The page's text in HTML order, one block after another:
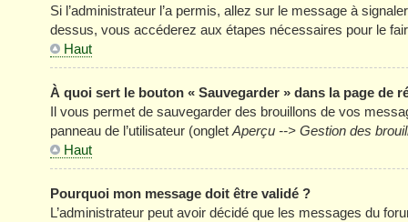
Si l’administrateur l’a permis, allez sur le message à
dessus, vous accéderez aux étapes nécessaires pour le
Haut
À quoi sert le bouton « Sauvegarder » dans la page de
Il vous permet de sauvegarder des brouillons de vos
panneau de l’utilisateur (onglet Aperçu --> Gestion des
Haut
Pourquoi mon message doit être validé ?
L’administrateur peut avoir décidé que les messages du